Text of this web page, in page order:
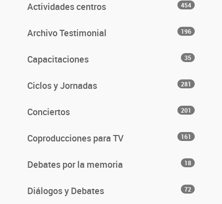
Actividades centros 454
Archivo Testimonial 196
Capacitaciones 35
Ciclos y Jornadas 281
Conciertos 201
Coproducciones para TV 161
Debates por la memoria 18
Diálogos y Debates 72